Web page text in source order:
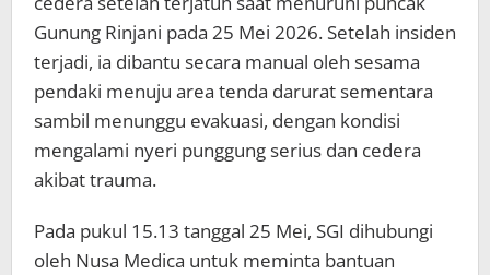
Gunung Rinjani pada 25 Mei 2026. Setelah insiden
terjadi, ia dibantu secara manual oleh sesama
pendaki menuju area tenda darurat sementara
sambil menunggu evakuasi, dengan kondisi
mengalami nyeri punggung serius dan cedera
akibat trauma.
Pada pukul 15.13 tanggal 25 Mei, SGI dihubungi
oleh Nusa Medica untuk meminta bantuan